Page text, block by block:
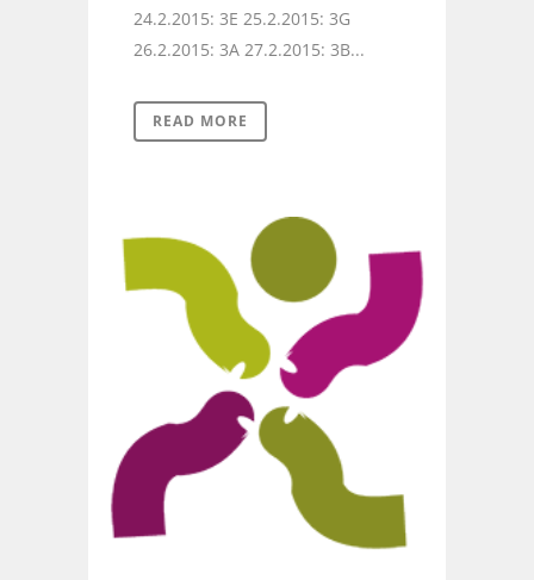
24.2.2015: 3E 25.2.2015: 3G
26.2.2015: 3A 27.2.2015: 3B...
READ MORE